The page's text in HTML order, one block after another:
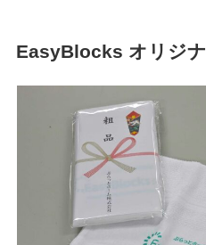
EasyBlocks オリジ